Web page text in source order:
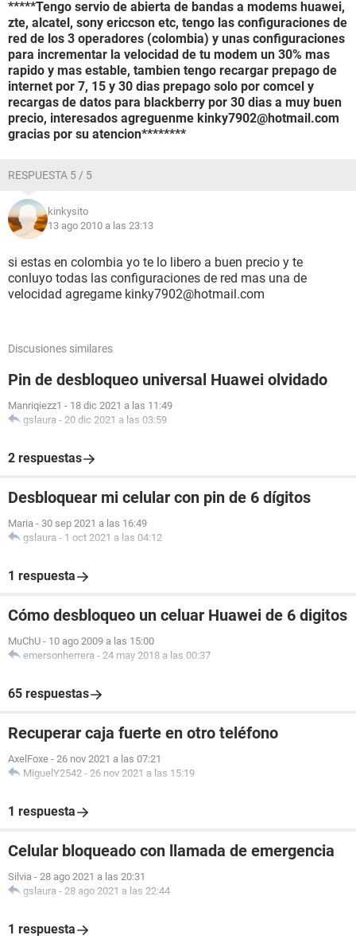
*****Tengo servio de abierta de bandas a modems huawei,
zte, alcatel, sony ericcson etc, tengo las configuraciones de
red de los 3 operadores (colombia) y unas configuraciones
para incrementar la velocidad de tu modem un 30% mas
rapido y mas estable, tambien tengo recargar prepago de
internet por 7, 15 y 30 dias prepago solo por comcel y
recargas de datos para blackberry por 30 dias a muy buen
precio, interesados agreguenme kinky7902@hotmail.com
gracias por su atencion********
RESPUESTA 5 / 5
kinkysito
13 ago 2010 a las 23:13
si estas en colombia yo te lo libero a buen precio y te
conluyo todas las configuraciones de red mas una de
velocidad agregame kinky7902@hotmail.com
Discusiones similares
Pin de desbloqueo universal Huawei olvidado
Manriqiezz1 - 18 dic 2021 a las 11:49
gslaura - 20 dic 2021 a las 03:59
2 respuestas
Desbloquear mi celular con pin de 6 dígitos
Maria - 30 sep 2021 a las 16:49
gslaura - 1 oct 2021 a las 04:12
1 respuesta
Cómo desbloqueo un celuar Huawei de 6 digitos
MuChU - 10 ago 2009 a las 15:00
emersonherrera - 24 may 2018 a las 00:37
65 respuestas
Recuperar caja fuerte en otro teléfono
AxelFoxe - 26 nov 2021 a las 07:21
MiguelY2542 - 26 nov 2021 a las 15:19
1 respuesta
Celular bloqueado con llamada de emergencia
Silvia - 28 ago 2021 a las 20:31
gslaura - 28 ago 2021 a las 22:44
1 respuesta